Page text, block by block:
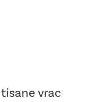
tisane vrac